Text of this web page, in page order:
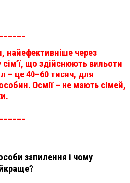
найефективніше через
сім’ї, що здійснюють вильоти
– це 40–60 тисяч, для
Осмії – не мають сімей,
запилення і чому